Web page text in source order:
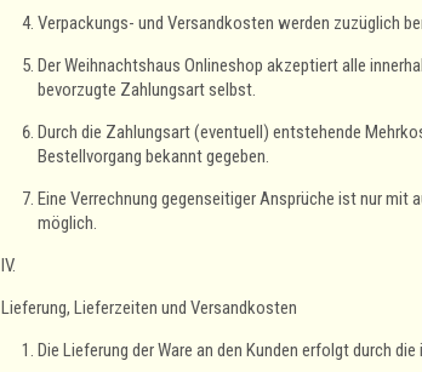
Verpackungs- und Versandkosten werden zuzüglich
Der Weihnachtshaus Onlineshop akzeptiert alle
bevorzugte Zahlungsart selbst.
Durch die Zahlungsart (eventuell) entstehende
Bestellvorgang bekannt gegeben.
Eine Verrechnung gegenseitiger Ansprüche ist nur
möglich.
IV.
Lieferung, Lieferzeiten und Versandkosten
Die Lieferung der Ware an den Kunden erfolgt durch